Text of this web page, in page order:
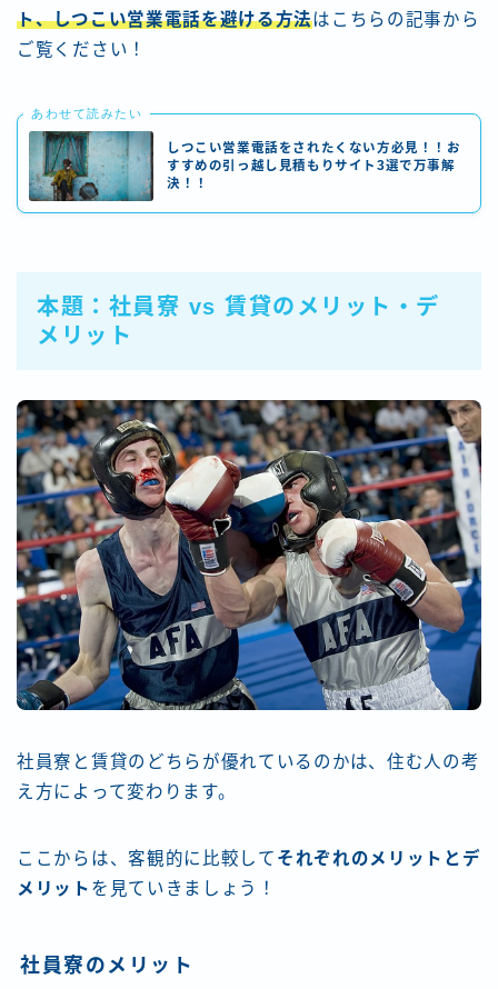
ト、しつこい営業電話を避ける方法はこちらの記事から
ご覧ください！
あわせて読みたい
しつこい営業電話をされたくない方必見！！お
すすめの引っ越し見積もりサイト3選で万事解
決！！
本題：社員寮 vs 賃貸のメリット・デ
メリット
社員寮と賃貸のどちらが優れているのかは、住む人の考
え方によって変わります。
ここからは、客観的に比較して それぞれのメリットとデ
メリット を見ていきましょう！
社員寮のメリット